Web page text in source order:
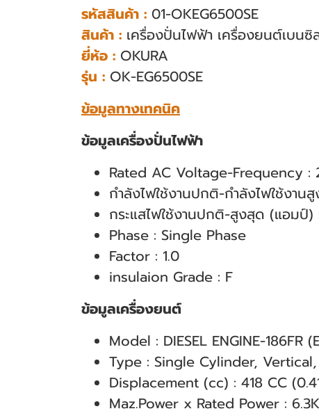
รหัสสินค้า : 01-OKEG6500SE
สินค้า : เครื่องปั่นไฟฟ้า เครื่องยนต์เบนซิ
ยี่ห้อ : OKURA
รุ่น : OK-EG6500SE
ข้อมูลทางเทคนิค
ข้อมูลเครื่องปั่นไฟฟ้า
Rated AC Voltage-Frequency :
กำลังไฟใช้งานปกติ-กำลังไฟใช้งาน
กระแสไฟใช้งานปกติ-สูงสุด (แอมป์
Phase : Single Phase
Factor : 1.0
insulaion Grade : F
ข้อมูลเครื่องยนต์
Model : DIESEL ENGINE-186FR
Type : Single Cylinder,
Displacement (cc) : 418 CC
Maz.Power x Rated Power :